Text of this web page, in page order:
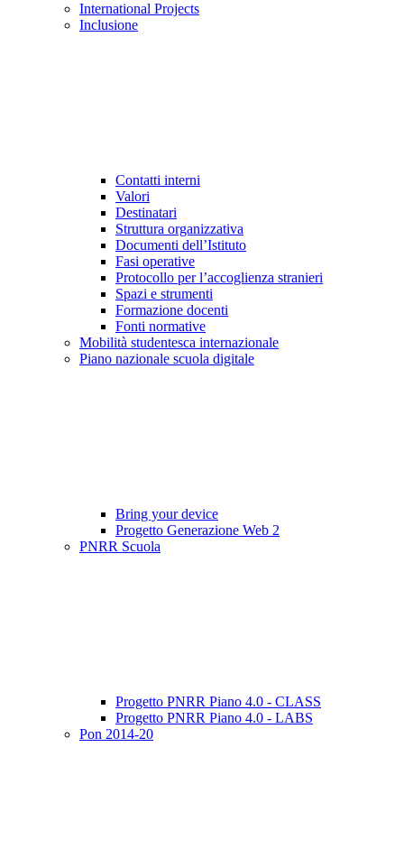
International Projects
Inclusione
Contatti interni
Valori
Destinatari
Struttura organizzativa
Documenti dell’Istituto
Fasi operative
Protocollo per l’accoglienza stranieri
Spazi e strumenti
Formazione docenti
Fonti normative
Mobilità studentesca internazionale
Piano nazionale scuola digitale
Bring your device
Progetto Generazione Web 2
PNRR Scuola
Progetto PNRR Piano 4.0 - CLASS
Progetto PNRR Piano 4.0 - LABS
Pon 2014-20